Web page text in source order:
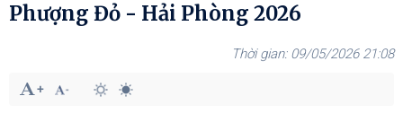
Phượng Đỏ - Hải Phòng 2026
09/05/2026 21:08